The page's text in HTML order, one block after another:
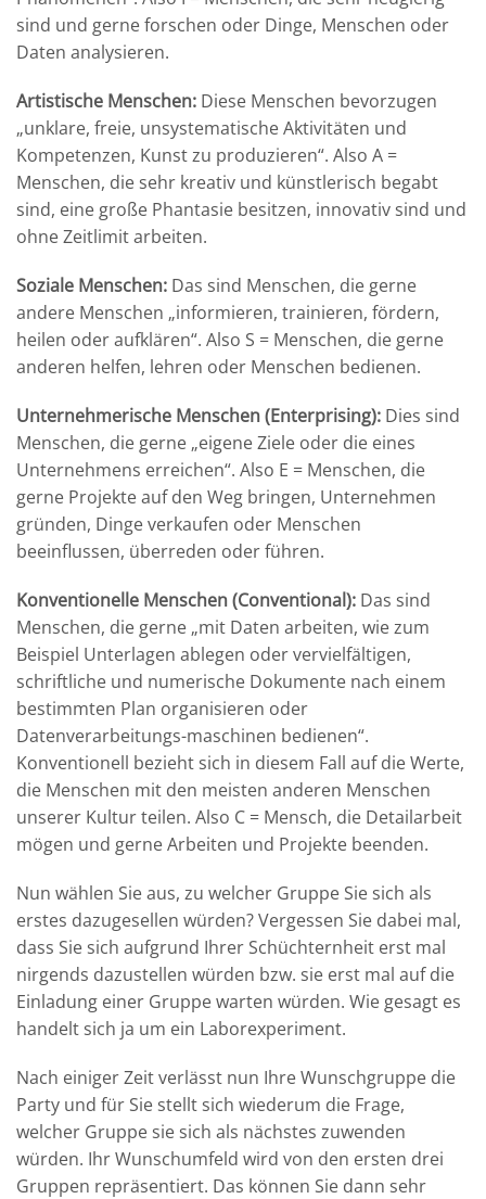
sind und gerne forschen oder Dinge, Menschen oder
Daten analysieren.
Artistische Menschen: Diese Menschen bevorzugen
„unklare, freie, unsystematische Aktivitäten und
Kompetenzen, Kunst zu produzieren“. Also A =
Menschen, die sehr kreativ und künstlerisch begabt
sind, eine große Phantasie besitzen, innovativ sind und
ohne Zeitlimit arbeiten.
Soziale Menschen: Das sind Menschen, die gerne
andere Menschen „informieren, trainieren, fördern,
heilen oder aufklären“. Also S = Menschen, die gerne
anderen helfen, lehren oder Menschen bedienen.
Unternehmerische Menschen (Enterprising): Dies sind
Menschen, die gerne „eigene Ziele oder die eines
Unternehmens erreichen“. Also E = Menschen, die
gerne Projekte auf den Weg bringen, Unternehmen
gründen, Dinge verkaufen oder Menschen
beeinflussen, überreden oder führen.
Konventionelle Menschen (Conventional): Das sind
Menschen, die gerne „mit Daten arbeiten, wie zum
Beispiel Unterlagen ablegen oder vervielfältigen,
schriftliche und numerische Dokumente nach einem
bestimmten Plan organisieren oder
Datenverarbeitungs-maschinen bedienen“.
Konventionell bezieht sich in diesem Fall auf die Werte,
die Menschen mit den meisten anderen Menschen
unserer Kultur teilen. Also C = Mensch, die Detailarbeit
mögen und gerne Arbeiten und Projekte beenden.
Nun wählen Sie aus, zu welcher Gruppe Sie sich als
erstes dazugesellen würden? Vergessen Sie dabei mal,
dass Sie sich aufgrund Ihrer Schüchternheit erst mal
nirgends dazustellen würden bzw. sie erst mal auf die
Einladung einer Gruppe warten würden. Wie gesagt es
handelt sich ja um ein Laborexperiment.
Nach einiger Zeit verlässt nun Ihre Wunschgruppe die
Party und für Sie stellt sich wiederum die Frage,
welcher Gruppe sie sich als nächstes zuwenden
würden. Ihr Wunschumfeld wird von den ersten drei
Gruppen repräsentiert. Das können Sie dann sehr